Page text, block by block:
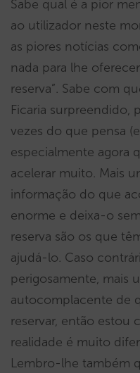
Sabe qual é a pior
ao utilizador neste
as piores notícias
nada para lhe
reserva”. Sabe com
Ficaria surpreendido,
vezes do que pensa
especialmente agora
acelerar muito. Mais
informação do que
enorme e deixa-o
reserva são os que
ajudá-lo. Caso
perigosamente, mais
autocomplacente de
reservar, então estou
realidade é muito
Lembro-lhe também